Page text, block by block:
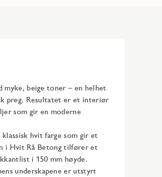
myke, beige toner – en helhet
preg. Resultatet er et interiør
som gir en moderne
hvit farge som gir et
i Hvit Rå Betong tilfører et
i 150 mm høyde.
underskapene er utstyrt